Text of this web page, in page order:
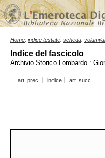
Home: indice testate: scheda: volumi/
Indice del fascicolo
Archivio Storico Lombardo :
art. prec. indice art. succ.